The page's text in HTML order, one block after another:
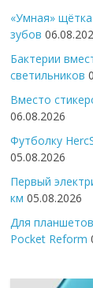
«Умная»
зубов
Бактерии
светильников
Вместо
06.08.2026
Футболку
05.08.2026
Первый
км 05.08.2026
Для
Pocket Reform